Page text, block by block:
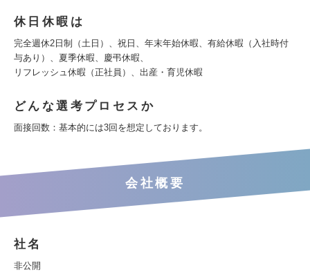
休日休暇は
完全週休2日制（土日）、祝日、年末年始休暇、有給休暇（入社時付
与あり）、夏季休暇、慶弔休暇、
リフレッシュ休暇（正社員）、出産・育児休暇
どんな選考プロセスか
面接回数：基本的には3回を想定しております。
会社概要
社名
非公開